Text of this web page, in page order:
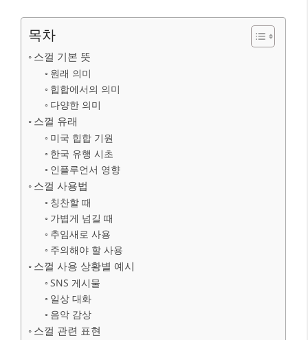
목차
스껄 기본 뜻
원래 의미
힙합에서의 의미
다양한 의미
스껄 유래
미국 힙합 기원
한국 유행 시초
인플루언서 영향
스껄 사용법
칭찬할 때
가볍게 넘길 때
추임새로 사용
주의해야 할 사용
스껄 사용 상황별 예시
SNS 게시물
일상 대화
음악 감상
스껄 관련 표현